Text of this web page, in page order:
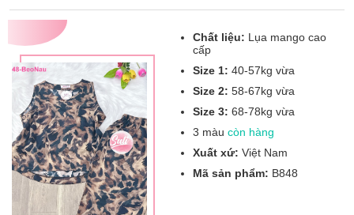
Chất liệu: Lụa mango cao
cấp
Size 1: 40-57kg vừa
Size 2: 58-67kg vừa
Size 3: 68-78kg vừa
3 màu còn hàng
Xuất xứ: Việt Nam
Mã sản phẩm: B848